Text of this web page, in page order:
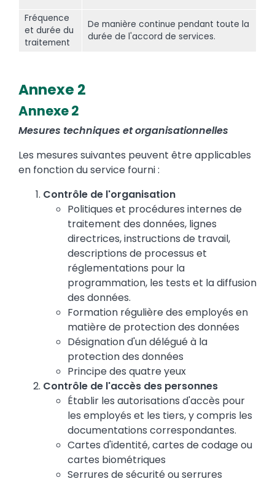
Fréquence
et durée du
traitement
De manière continue pendant toute la
durée de l'accord de services.
Annexe 2
Text
Annexe 2
Mesures techniques et organisationnelles
Les mesures suivantes peuvent être applicables
en fonction du service fourni :
Contrôle de l'organisation
Politiques et procédures internes de
traitement des données, lignes
directrices, instructions de travail,
descriptions de processus et
réglementations pour la
programmation, les tests et la diffusion
des données.
Formation régulière des employés en
matière de protection des données
Désignation d'un délégué à la
protection des données
Principe des quatre yeux
Contrôle de l'accès des personnes
Établir les autorisations d'accès pour
les employés et les tiers, y compris les
documentations correspondantes.
Cartes d'identité, cartes de codage ou
cartes biométriques
Serrures de sécurité ou serrures